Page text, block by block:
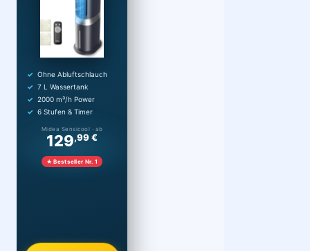
Ohne Abluftschlauch
7 L Wassertank
2000 m³/h Power
6 Stufen & Timer
Midea Sensicool · ab
129,99 €
★ Bestseller Nr. 1